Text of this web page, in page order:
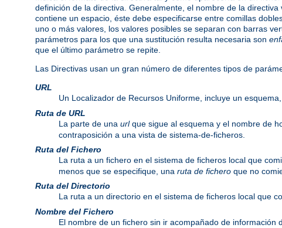
definición de la directiva. Generalmente, el nombre de la
contiene un espacio, éste debe especificarse entre comillas
uno o más valores, los valores posibles se separan con barras
parámetros para los que una sustitución resulta necesaria son
que el último parámetro se repite.
Las Directivas usan un gran número de diferentes tipos de
URL
Un Localizador de Recursos Uniforme, incluye un
Ruta de URL
La parte de una urlque sigue al esquema y el nombre de
contraposición a una vista de sistema-de-ficheros.
Ruta del Fichero
La ruta a un fichero en el sistema de ficheros local que
menos que se especifique, una ruta de fichero que no
Ruta del Directorio
La ruta a un directorio en el sistema de ficheros local que
Nombre del Fichero
El nombre de un fichero sin ir acompañado de información